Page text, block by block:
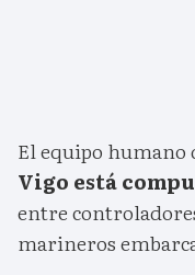
El equipo
Vigo está
entre
marineros